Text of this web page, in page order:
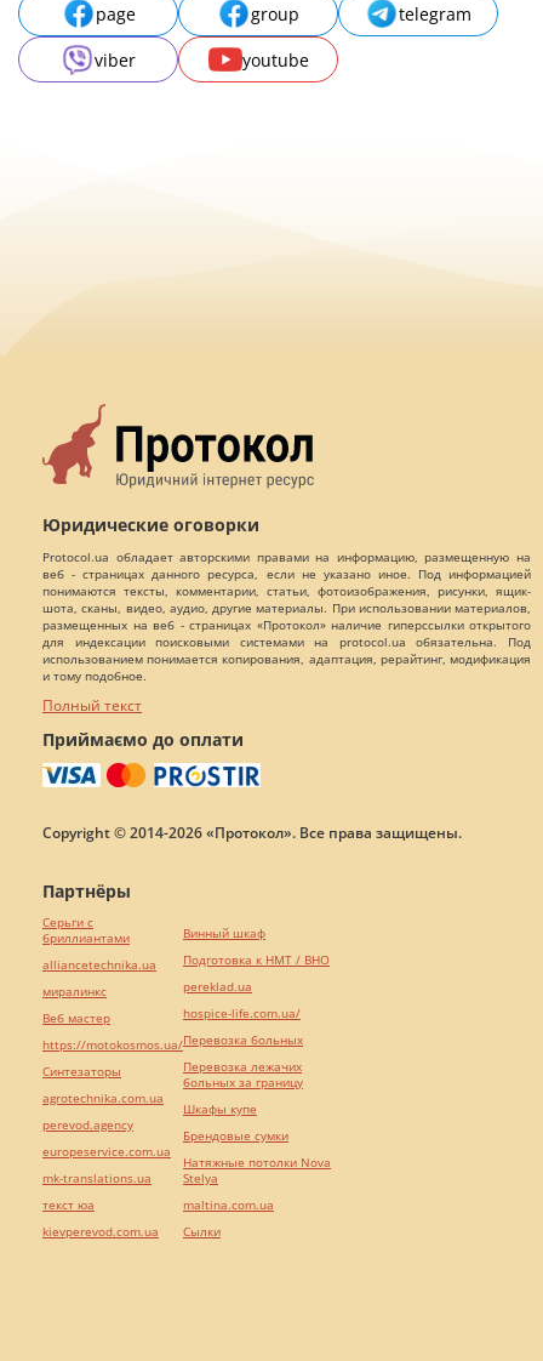
page group
telegram
viber
youtube
Юридические оговорки
Protocol.ua обладает авторскими правами на информацию, размещенную на
веб - страницах данного ресурса, если не указано иное. Под информацией
понимаются тексты, комментарии, статьи, фотоизображения, рисунки, ящик-
шота, сканы, видео, аудио, другие материалы. При использовании материалов,
размещенных на веб - страницах «Протокол» наличие гиперссылки открытого
для индексации поисковыми системами на protocol.ua обязательна. Под
использованием понимается копирования, адаптация, рерайтинг, модификация
и тому подобное.
Полный текст
Приймаємо до оплати
Copyright © 2014-2026 «Протокол». Все права защищены.
Партнёры
Серьги с
бриллиантами
alliancetechnika.ua
миралинкс
Веб мастер
https://motokosmos.ua/
Синтезаторы
agrotechnika.com.ua
perevod.agency
europeservice.com.ua
mk-translations.ua
текст юа
kievperevod.com.ua
Винный шкаф
Подготовка к НМТ / ВНО
pereklad.ua
hospice-life.com.ua/
Перевозка больных
Перевозка лежачих
больных за границу
Шкафы купе
Брендовые сумки
Натяжные потолки Nova
Stelya
maltina.com.ua
Cылки